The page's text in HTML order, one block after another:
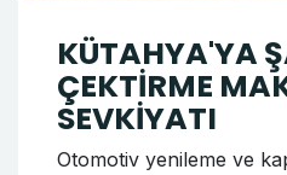
KÜTAHYA'YA
ÇEKTİRME
SEVKİYATI
Otomotiv yenileme ve